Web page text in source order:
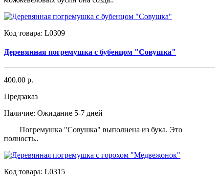
Код товара: L0309
Деревянная погремушка с бубенцом "Совушка"
400.00 р.
Предзаказ
Наличие: Ожидание 5-7 дней
Погремушка "Совушка" выполнена из бука. Это
полность..
Код товара: L0315